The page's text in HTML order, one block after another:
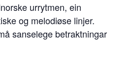
urrytmen, ein
og melodiøse linjer.
sanselege betraktningar